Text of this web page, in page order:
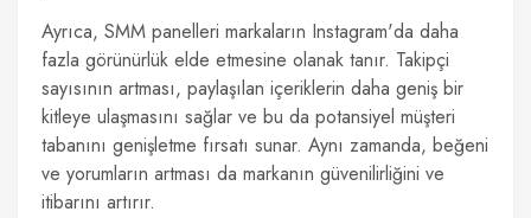
Ayrıca, SMM panelleri markaların Instagram'da daha
fazla görünürlük elde etmesine olanak tanır. Takipçi
sayısının artması, paylaşılan içeriklerin daha geniş bir
kitleye ulaşmasını sağlar ve bu da potansiyel müşteri
tabanını genişletme fırsatı sunar. Aynı zamanda, beğeni
ve yorumların artması da markanın güvenilirliğini ve
itibarını artırır.